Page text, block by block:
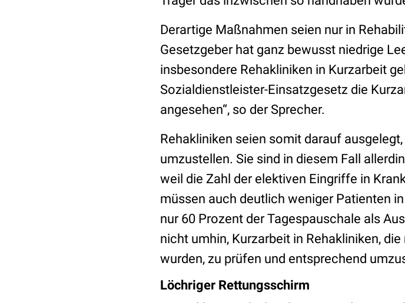
Derartige Maßnahmen seien nur in
Gesetzgeber hat ganz bewusst niedrige
insbesondere Rehakliniken in Kurzarbeit
Sozialdienstleister-Einsatzgesetz die
angesehen“, so der Sprecher.
Rehakliniken seien somit darauf
umzustellen. Sie sind in diesem Fall
weil die Zahl der elektiven Eingriffe in
müssen auch deutlich weniger Patienten
nur 60 Prozent der Tagespauschale als
nicht umhin, Kurzarbeit in Rehakliniken,
wurden, zu prüfen und entsprechend
Löchriger Rettungsschirm